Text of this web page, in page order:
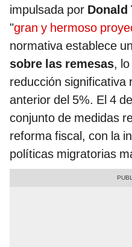
impulsada por Donald
"gran y hermoso
normativa establece un
sobre las remesas,
reducción significativa
anterior del 5%. El 4
conjunto de medidas
reforma fiscal, con la
políticas migratorias